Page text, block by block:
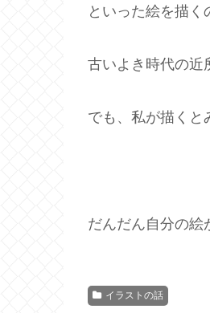
といった絵を描く
古いよき時代の近
でも、私が描くと
だんだん自分の絵
イラストの話